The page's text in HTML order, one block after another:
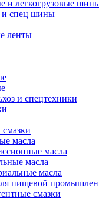
и легкогрузовые
и спец шины
ленты
и спецтехники
масла
масла
масла
масла
пищевой
смазки